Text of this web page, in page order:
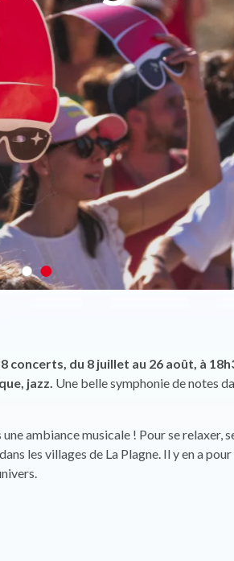
du 8 juillet au 26 août, à
jazz. Une belle symphonie de notes
ambiance musicale ! Pour se relaxer,
les villages de La Plagne. Il y en a